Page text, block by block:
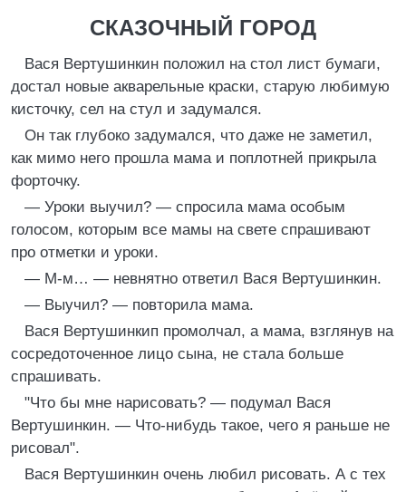
СКАЗОЧНЫЙ ГОРОД
Вася Вертушинкин положил на стол лист бумаги,
достал новые акварельные краски, старую любимую
кисточку, сел на стул и задумался.
Он так глубоко задумался, что даже не заметил,
как мимо него прошла мама и поплотней прикрыла
форточку.
— Уроки выучил? — спросила мама особым
голосом, которым все мамы на свете спрашивают
про отметки и уроки.
— М-м… — невнятно ответил Вася Вертушинкин.
— Выучил? — повторила мама.
Вася Вертушинкип промолчал, а мама, взглянув на
сосредоточенное лицо сына, не стала больше
спрашивать.
"Что бы мне нарисовать? — подумал Вася
Вертушинкин. — Что-нибудь такое, чего я раньше не
рисовал".
Вася Вертушинкин очень любил рисовать. А с тех